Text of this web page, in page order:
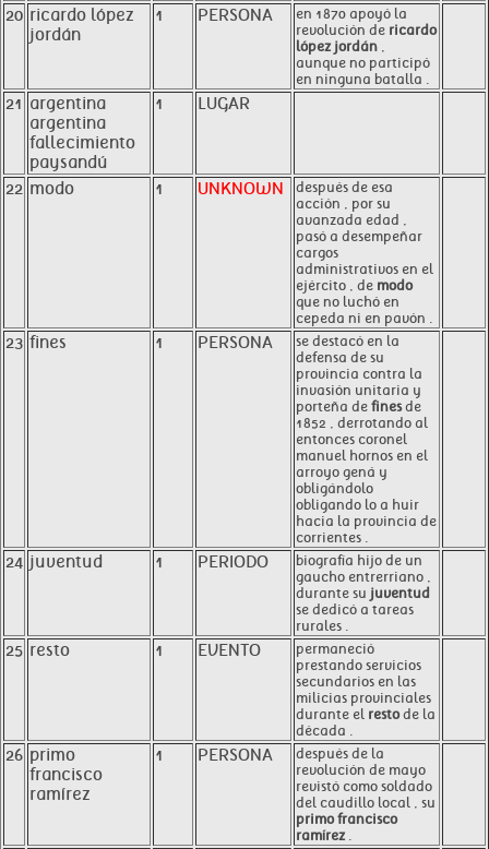
20 ricardo lópez
jordán
1 PERSONA
en 1870 apoyó la
revolución de ricardo
lópez jordán ,
aunque no participó
en ninguna batalla .
21 argentina
argentina
fallecimiento
paysandú
1 LUGAR
22 modo 1 UNKNOWN
después de esa
acción , por su
avanzada edad ,
pasó a desempeñar
cargos
administrativos en el
ejército , de modo
que no luchó en
cepeda ni en pavón .
23 fines 1 PERSONA
se destacó en la
defensa de su
provincia contra la
invasión unitaria y
porteña de finesde
1852 , derrotando al
entonces coronel
manuel hornos en el
arroyo gená y
obligándolo
obligando lo a huir
hacia la provincia de
corrientes .
24 juventud 1 PERIODO
biografía hijo de un
gaucho entrerriano ,
durante su juventud
se dedicó a tareas
rurales .
25 resto 1 EVENTO
permaneció
prestando servicios
secundarios en las
milicias provinciales
durante el restode la
década .
26 primo
francisco
ramírez
1 PERSONA
después de la
revolución de mayo
revistó como soldado
del caudillo local , su
primo francisco
ramírez .